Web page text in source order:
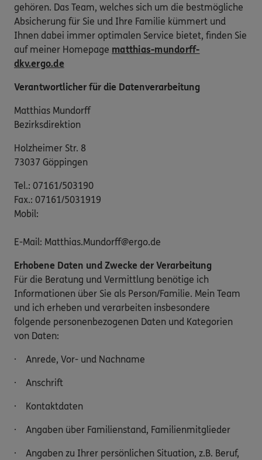
gehören. Das Team, welches sich um die bestmögliche
Absicherung für Sie und Ihre Familie kümmert und
Ihnen dabei immer optimalen Service bietet, finden Sie
auf meiner Homepage matthias-mundorff-
dkv.ergo.de
Verantwortlicher für die Datenverarbeitung
Matthias Mundorff
Bezirksdirektion
Holzheimer Str. 8
73037 Göppingen
Tel.: 07161/503190
Fax.: 07161/5031919
Mobil:
E-Mail: Matthias.Mundorff@ergo.de
Erhobene Daten und Zwecke der Verarbeitung
Für die Beratung und Vermittlung benötige ich
Informationen über Sie als Person/Familie. Mein Team
und ich erheben und verarbeiten insbesondere
folgende personenbezogenen Daten und Kategorien
von Daten:
· Anrede, Vor- und Nachname
· Anschrift
· Kontaktdaten
· Angaben über Familienstand, Familienmitglieder
· Angaben zu Ihrer persönlichen Situation, z.B. Beruf,